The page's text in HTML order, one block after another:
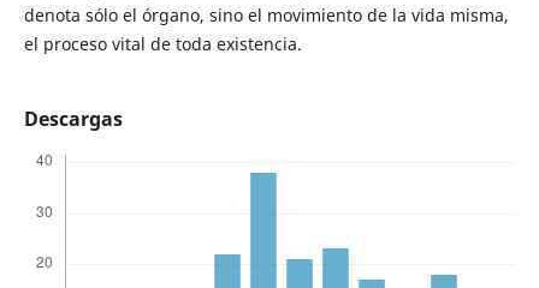
denota sólo el órgano, sino el movimiento de la vida misma,
el proceso vital de toda existencia.
Descargas